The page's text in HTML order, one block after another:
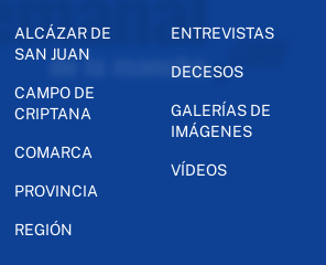
ALCÁZAR DE
SAN JUAN
CAMPO DE
CRIPTANA
COMARCA
PROVINCIA
REGIÓN
ENTREVISTAS
DECESOS
GALERÍAS DE
IMÁGENES
VÍDEOS